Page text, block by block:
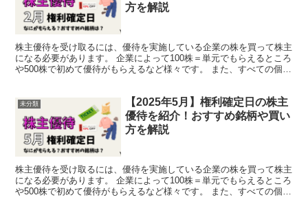
方を解説
株主優待を受け取るには、優待を実施している企業の株を買って株主
になる必要があります。 企業によって100株＝単元でもらえるところ
や500株で初めて優待がもらえるなど様々です。 また、すべての個別
未分類
【2025年5月】権利確定日の株主
優待を紹介！おすすめ銘柄や買い
方を解説
株主優待を受け取るには、優待を実施している企業の株を買って株主
になる必要があります。 企業によって100株＝単元でもらえるところ
や500株で初めて優待がもらえるなど様々です。 また、すべての個別